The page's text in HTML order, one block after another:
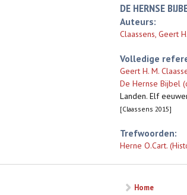
DE HERNSE
Auteurs:
Claassens, Geert
Volledige
Geert H. M.
De Hernse Bijbel
Landen. Elf
[Claassens 2015]
Trefwoorden:
Herne O.Cart.
Home